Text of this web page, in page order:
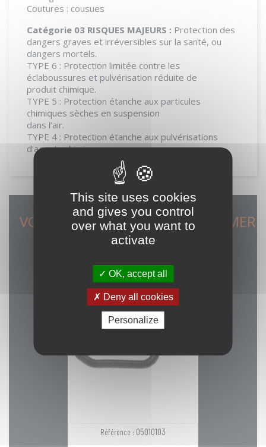
Coutures : cousues
Catégorie 03 RISQUES MAJEURS : Protection des
dangers graves et irréversibles sur la santé, ou
dangers mortels.
TYPE 6 : Protection limitée contre les
éclaboussures et pulvérisation réduite de
produit chimique.
TYPE 5 : Protection étanche aux particules
chimiques sèches en suspension
dans l’air.
TYPE 4 : Protection étanche aux pulvérisations
d’agents chimiques
VOUS POURRIEZ ÉGALEMENT AIMER
Référence : 05010103
This site uses cookies
and gives you control
over what you want to
activate
OK, accept all
Deny all cookies
Personalize